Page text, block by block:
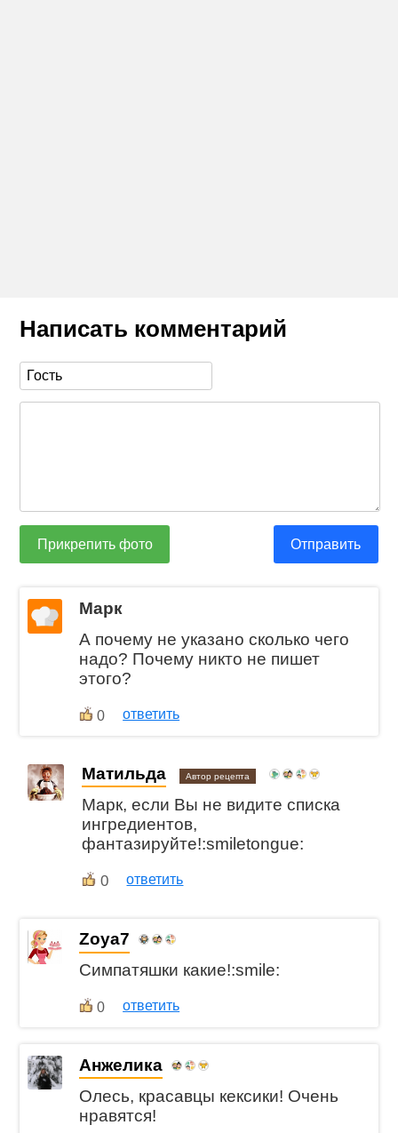
Написать комментарий
Прикрепить фото Отправить
Марк
А почему не указано сколько чего
надо? Почему никто не пишет
этого?
0 ответить
Матильда Автор рецепта
Марк, если Вы не видите списка
ингредиентов,
фантазируйте!:smiletongue:
0 ответить
Zoya7
Симпатяшки какие!:smile:
0 ответить
Анжелика
Олесь, красавцы кексики! Очень
нравятся!